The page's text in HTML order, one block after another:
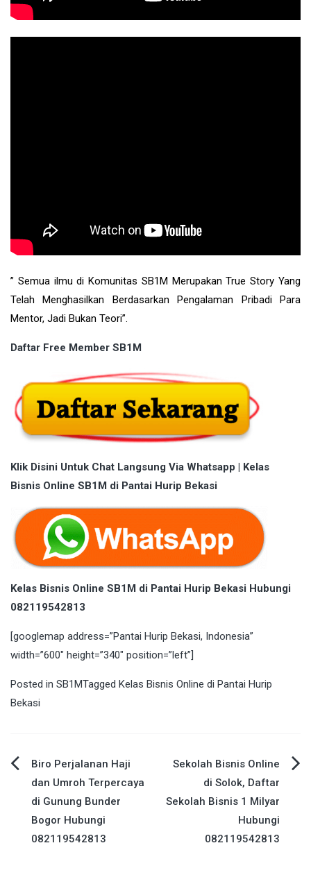
” Semua ilmu di Komunitas SB1M Merupakan True Story Yang
Telah Menghasilkan Berdasarkan Pengalaman Pribadi Para
Mentor, Jadi Bukan Teori”.
Daftar Free Member SB1M
Klik Disini Untuk Chat Langsung Via Whatsapp | Kelas
Bisnis Online SB1M di Pantai Hurip Bekasi
Kelas Bisnis Online SB1M di Pantai Hurip Bekasi Hubungi
082119542813
[googlemap address=”Pantai Hurip Bekasi, Indonesia”
width=”600″ height=”340″ position=”left”]
Posted in SB1MTagged Kelas Bisnis Online di Pantai Hurip
Bekasi
Post
navigation
Biro Perjalanan Haji
dan Umroh Terpercaya
di Gunung Bunder
Bogor Hubungi
082119542813
Sekolah Bisnis Online
di Solok, Daftar
Sekolah Bisnis 1 Milyar
Hubungi
082119542813